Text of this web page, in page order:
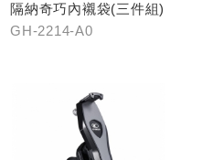
隔納奇巧內襯袋(三件組)
GH-2214-A0